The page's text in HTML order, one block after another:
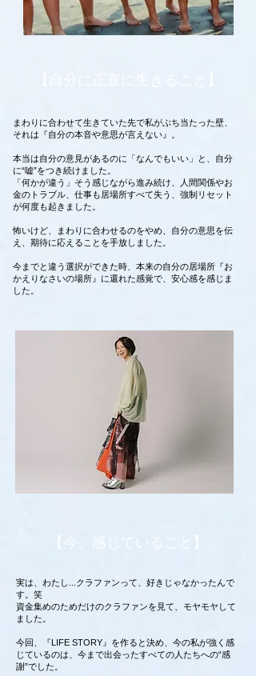
まわりに合わせて生きていた先で私がぶち当たった壁、
それは『自分の本音や意思が言えない』。
本当は自分の意見があるのに「なんでもいい」と、自分
に“嘘”をつき続けました。
「何かが違う」そう感じながら進み続け、人間関係やお
金のトラブル、仕事も居場所すべて失う、強制リセット
が何度も起きました。
怖いけど、まわりに合わせるのをやめ、自分の意思を伝
え、期待に応えることを手放しました。
今までと違う選択ができた時、本来の自分の居場所『お
かえりなさいの場所』に還れた感覚で、安心感を感じま
した。
【今、感じていること】
実は、わたし...クラファンって、好きじゃなかったんで
す。笑
資金集めのためだけのクラファンを見て、モヤモヤして
ました。
今回、『LIFE STORY』を作ると決め、今の私が強く感
じているのは、今まで出会ったすべての人たちへの“感
謝”でした。